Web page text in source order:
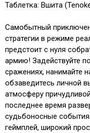
Таблетка: Вшита
Самобытный
стратегии в режиме
предстоит с нуля
армию! Задействуйте
сражениях, нанимайте
обзаведитесь личной
атмосферу
последнее время
судьбоносные
геймплей, широкий